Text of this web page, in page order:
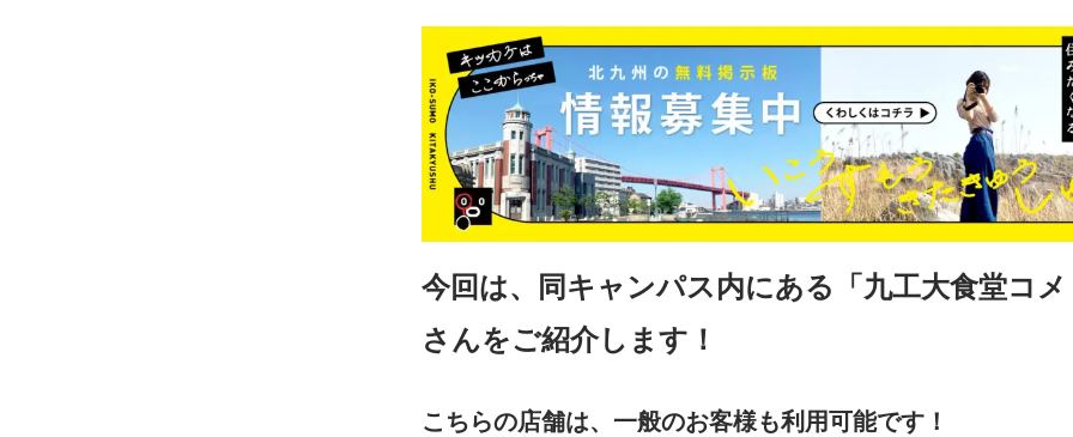
工大。女子大生の“結び女”が勇気を振り絞って［笑］、九州工業大学の男子
大生にインタビューしまてきました［汗］。※こちらの食堂は、生協会員の
みが利用可能です...
今回は、同キャンパス内にある「九工大食堂コ
さんをご紹介します！
こちらの店舗は、一般のお客様も利用可能です！